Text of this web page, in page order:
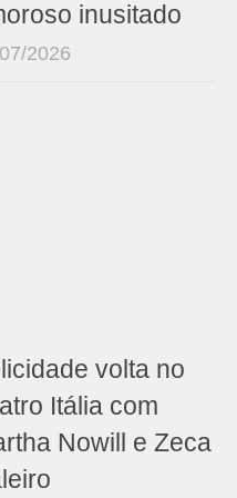
inusitado
2026
volta no
Itália com
Nowill e Zeca